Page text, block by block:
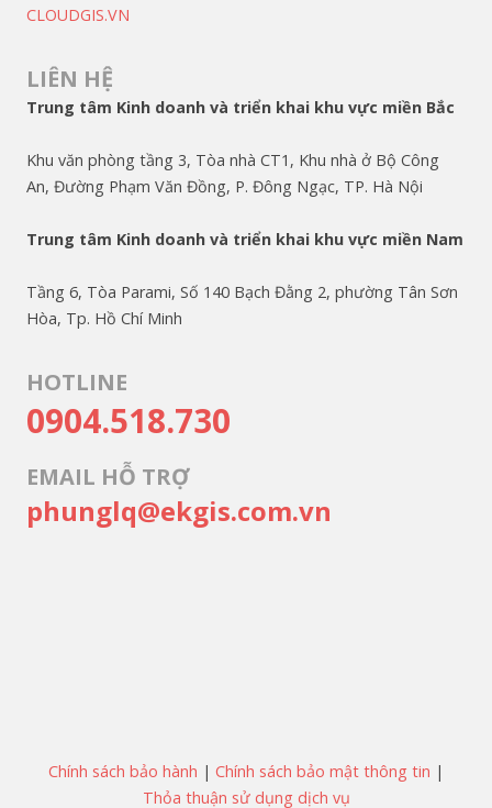
CLOUDGIS.VN
LIÊN HỆ
Trung tâm Kinh doanh và triển khai khu vực miền Bắc
Khu văn phòng tầng 3, Tòa nhà CT1, Khu nhà ở Bộ Công
An, Đường Phạm Văn Đồng, P. Đông Ngạc, TP. Hà Nội
Trung tâm Kinh doanh và triển khai khu vực miền Nam
Tầng 6, Tòa Parami, Số 140 Bạch Đằng 2, phường Tân Sơn
Hòa, Tp. Hồ Chí Minh
HOTLINE
0904.518.730
EMAIL HỖ TRỢ
phunglq@ekgis.com.vn
Chính sách bảo hành | Chính sách bảo mật thông tin |
Thỏa thuận sử dụng dịch vụ